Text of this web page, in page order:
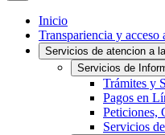
Inicio
Transpariencia y
Servicios de atencion a
Servicios de
Trámites y
Pagos en
Peticiones,
Servicios